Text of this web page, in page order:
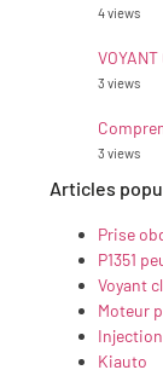
4 views
3 views
3 views
Articles
Prise
P1351
Voyant
Moteur
Kiauto